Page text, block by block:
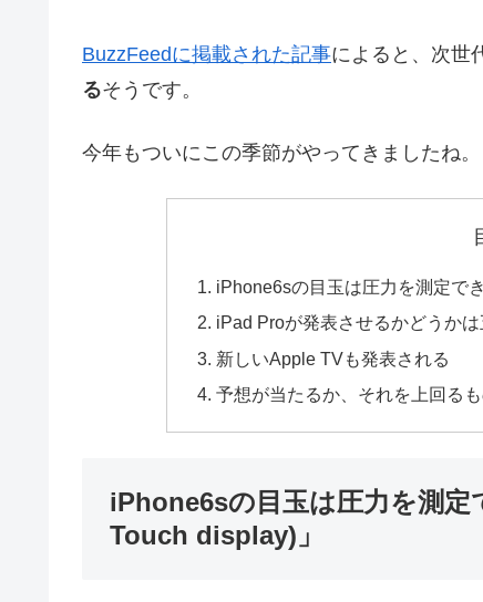
BuzzFeedに掲載された記事によると、次世
るそうです。
今年もついにこの季節がやってきましたね。
iPhone6sの目玉は圧力を測定で
iPad Proが発表させるかどうかは
新しいApple TVも発表される
予想が当たるか、それを上回る
iPhone6sの目玉は圧力を測
Touch display)」